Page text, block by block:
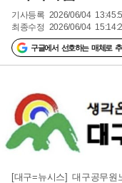
기사등록 2026/06/04
최종수정 2026/06/04
구글에서 선호하는 매체로
[대구=뉴시스] 대구공무